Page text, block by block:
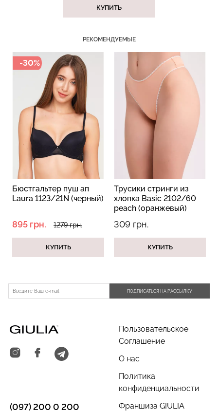
КУПИТЬ
РЕКОМЕНДУЕМЫЕ
-30%
Бюстгальтер пуш ап
Laura 1123/21N (черный)
895 грн. 1279 грн.
КУПИТЬ
Трусики стринги из
хлопка Basic 2102/60
peach (оранжевый)
309 грн.
КУПИТЬ
ПОДПИСАТЬСЯ НА РАССЫЛКУ
Пользовательское
Соглашение
О нас
Политика
конфиденциальности
Франшиза GIULIA
(097) 200 0 200